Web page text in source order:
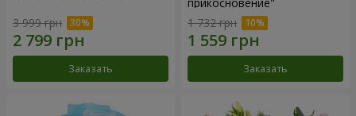
3 999 грн
Заказать
1 732 грн
Заказать